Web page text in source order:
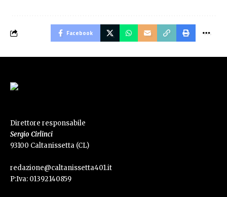
Facebook
Direttore responsabile
Sergio Cirlinci
93100 Caltanissetta (CL)
redazione@caltanissetta401.it
P:Iva: 01392140859